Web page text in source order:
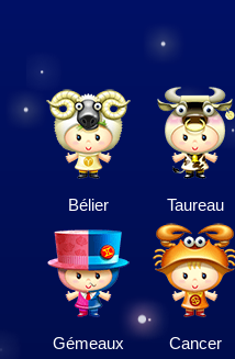
Bélier Taureau
Gémeaux Cancer